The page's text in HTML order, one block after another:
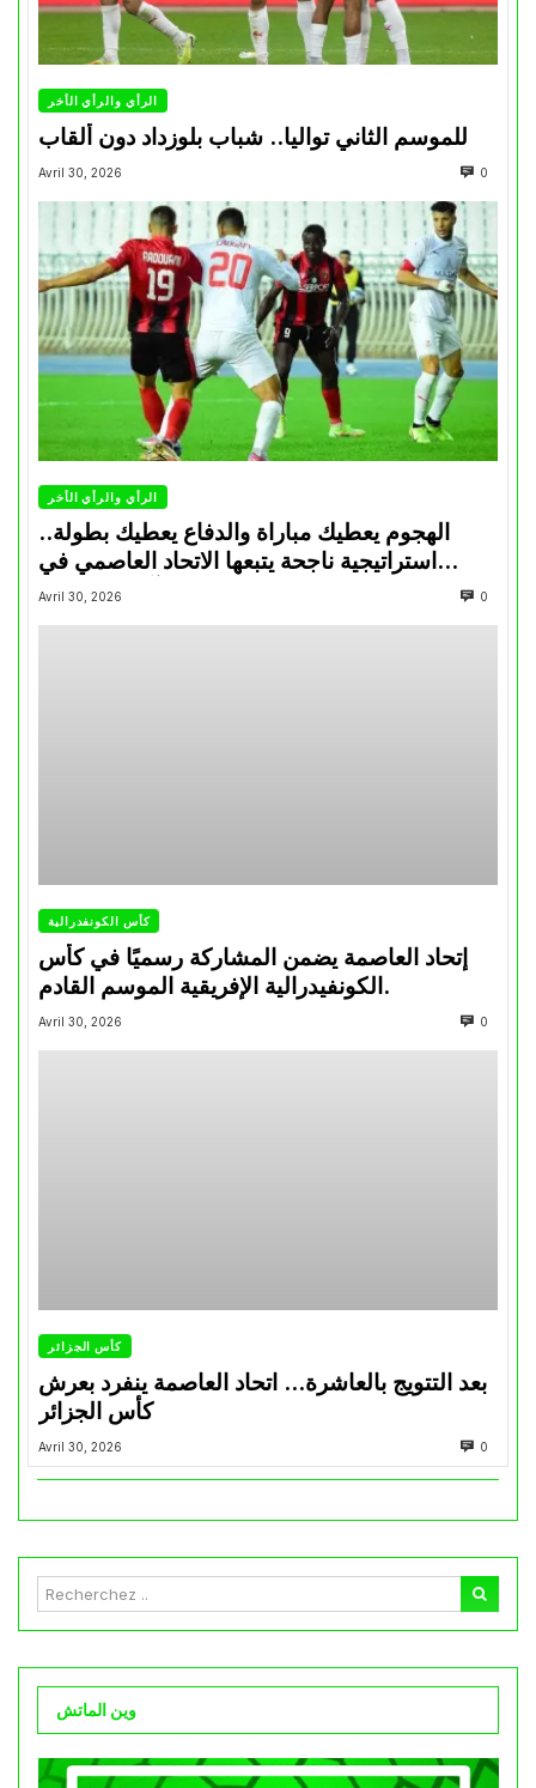
الرأي والرأي الأخر
للموسم الثاني تواليا.. شباب بلوزداد دون ألقاب
Avril 30, 2026 0
الرأي والرأي الأخر
الهجوم يعطيك مباراة والدفاع يعطيك بطولة..
استراتيجية ناجحة يتبعها الاتحاد العاصمي في
تتويجاته آخر السنوات
Avril 30, 2026 0
كأس الكونفدرالية
إتحاد العاصمة يضمن المشاركة رسميًا في كأس
الكونفيدرالية الإفريقية الموسم القادم.
Avril 30, 2026 0
كأس الجزائر
بعد التتويج بالعاشرة… اتحاد العاصمة ينفرد بعرش
كأس الجزائر
Avril 30, 2026 0
وين الماتش